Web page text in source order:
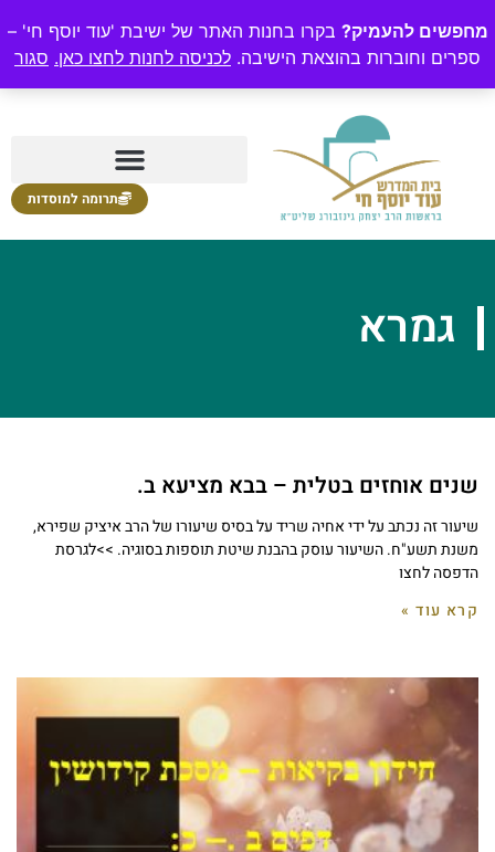
מחפשים להעמיק? בקרו בחנות האתר של ישיבת 'עוד יוסף חי' –
ספרים וחוברות בהוצאת הישיבה. לכניסה לחנות לחצו כאן. סגור
תרומה למוסדות
גמרא
שנים אוחזים בטלית – בבא מציעא ב.
שיעור זה נכתב על ידי אחיה שריד על בסיס שיעורו של הרב איציק שפירא,
משנת תשע"ח. השיעור עוסק בהבנת שיטת תוספות בסוגיה. >>לגרסת
הדפסה לחצו
קרא עוד »